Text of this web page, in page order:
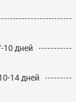
10 дней
14 дней